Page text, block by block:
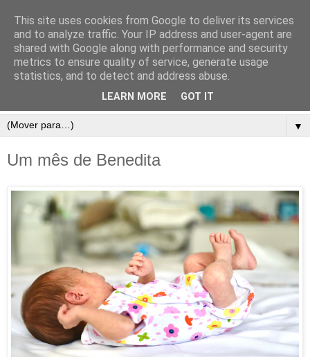
▼
Um mês de Benedita
This site uses cookies from Google to deliver its services
and to analyze traffic. Your IP address and user-agent are
shared with Google along with performance and security
metrics to ensure quality of service, generate usage
statistics, and to detect and address abuse.
LEARN MORE GOT IT